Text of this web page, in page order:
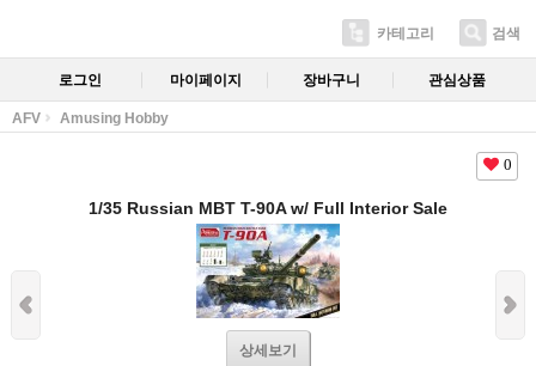
카테고리 검색
로그인 마이페이지 장바구니 관심상품
AFV Amusing Hobby
0
1/35 Russian MBT T-90A w/ Full Interior Sale
상세보기